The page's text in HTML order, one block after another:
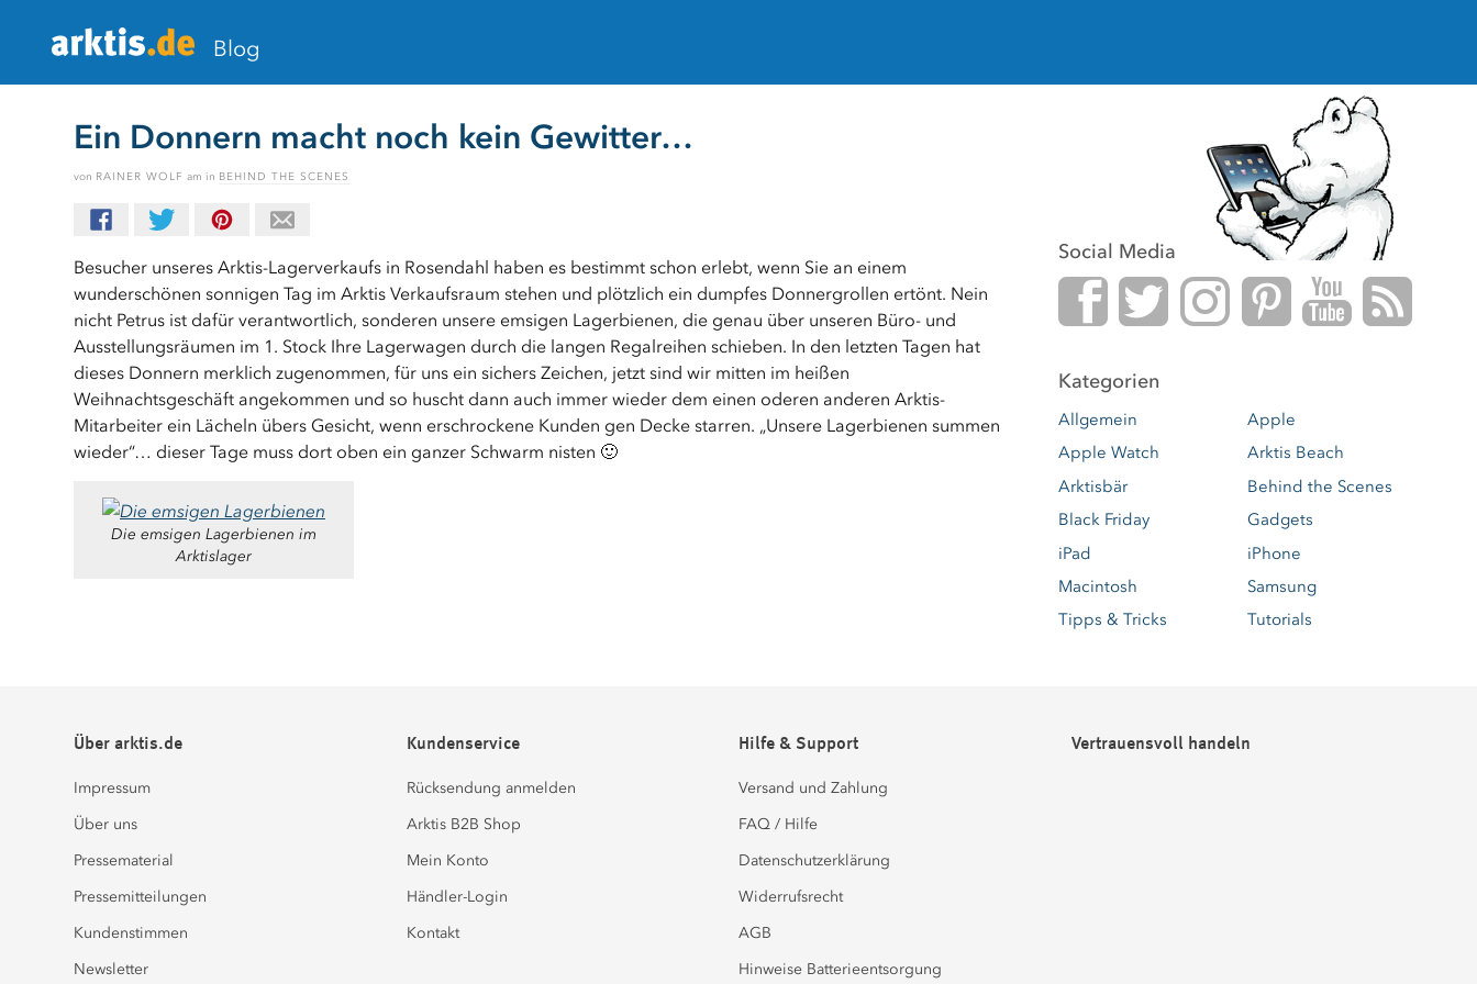
Blog
Ein Donnern macht noch kein Gewitter…
von RAINER WOLF am in BEHIND THE SCENES
Besucher unseres Arktis-Lagerverkaufs in Rosendahl haben es bestimmt schon erlebt, wenn Sie an einem
wunderschönen sonnigen Tag im Arktis Verkaufsraum stehen und plötzlich ein dumpfes Donnergrollen ertönt. Nein
nicht Petrus ist dafür verantwortlich, sonderen unsere emsigen Lagerbienen, die genau über unseren Büro- und
Ausstellungsräumen im 1. Stock Ihre Lagerwagen durch die langen Regalreihen schieben. In den letzten Tagen hat
dieses Donnern merklich zugenommen, für uns ein sichers Zeichen, jetzt sind wir mitten im heißen
Weihnachtsgeschäft angekommen und so huscht dann auch immer wieder dem einen oderen anderen Arktis-
Mitarbeiter ein Lächeln übers Gesicht, wenn erschrockene Kunden gen Decke starren. „Unsere Lagerbienen summen
wieder“… dieser Tage muss dort oben ein ganzer Schwarm nisten 🙂
Die emsigen Lagerbienen im
Arktislager
Social Media
f t i p y r
Kategorien
Allgemein
Apple
Apple Watch
Arktis Beach
Arktisbär
Behind the Scenes
Black Friday
Gadgets
iPad
iPhone
Macintosh
Samsung
Tipps & Tricks
Tutorials
Über arktis.de
Impressum
Über uns
Pressematerial
Pressemitteilungen
Kundenstimmen
Newsletter
Kundenservice
Rücksendung anmelden
Arktis B2B Shop
Mein Konto
Händler-Login
Kontakt
Hilfe & Support
Versand und Zahlung
FAQ / Hilfe
Datenschutzerklärung
Widerrufsrecht
AGB
Hinweise Batterieentsorgung
Vertrauensvoll handeln